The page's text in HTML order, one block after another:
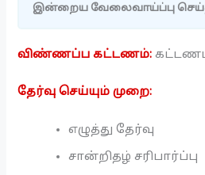
இன்றைய வேலைவாய்ப்பு
விண்ணப்ப கட்டணம்:
தேர்வு செய்யும் முறை:
எழுத்து தேர்வு
சான்றிதழ் சரிபார்ப்பு